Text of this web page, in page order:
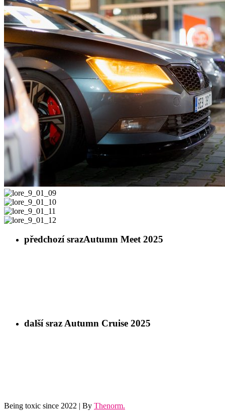
lore_9_01_08
lore_9_01_09
lore_9_01_10
lore_9_01_11
předchozí srazAutumn Meet 2025
další sraz Autumn Cruise 2025
Being toxic since 2022 | By Thenorm.